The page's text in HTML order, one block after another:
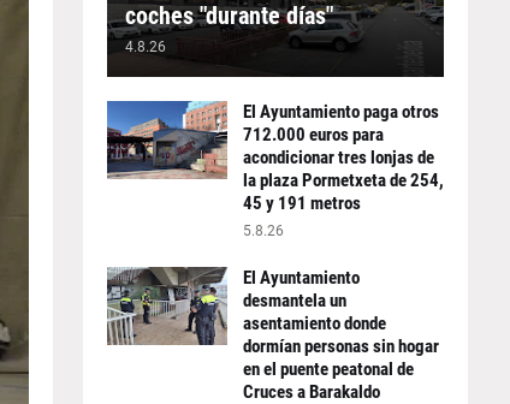
coches "durante días"
4.8.26
El Ayuntamiento paga otros
712.000 euros para
acondicionar tres lonjas de
la plaza Pormetxeta de 254,
45 y 191 metros
5.8.26
El Ayuntamiento
desmantela un
asentamiento donde
dormían personas sin hogar
en el puente peatonal de
Cruces a Barakaldo